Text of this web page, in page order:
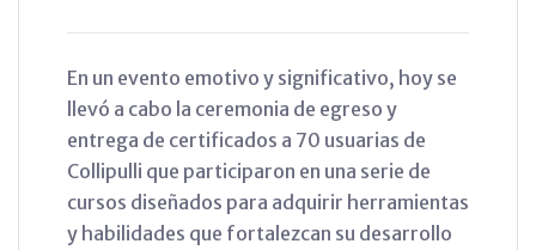
En un evento emotivo y significativo, hoy se
llevó a cabo la ceremonia de egreso y
entrega de certificados a 70 usuarias de
Collipulli que participaron en una serie de
cursos diseñados para adquirir herramientas
y habilidades que fortalezcan su desarrollo